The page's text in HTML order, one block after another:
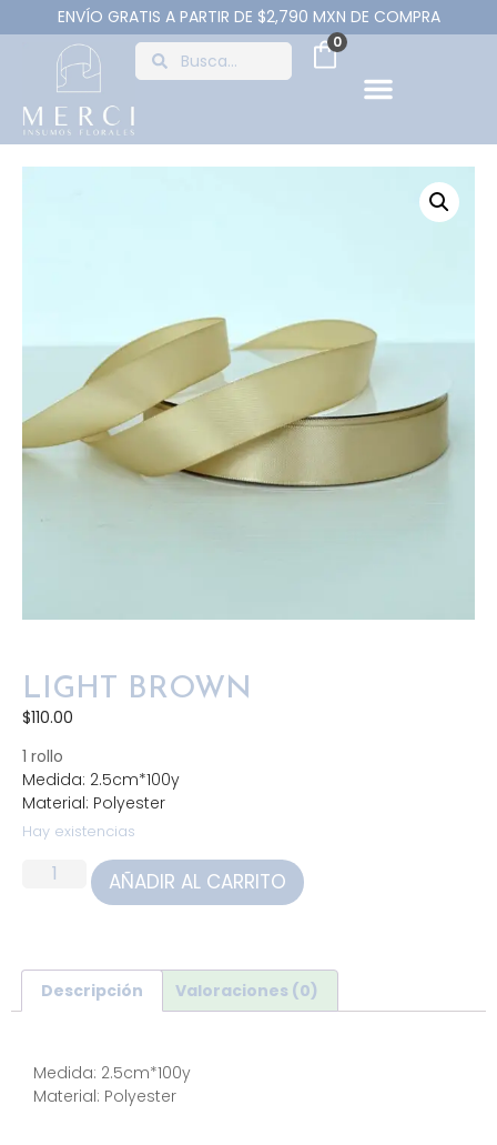
ENVÍO GRATIS A PARTIR DE $2,790 MXN DE COMPRA
0
LIGHT BROWN
$110.00
1 rollo
Medida: 2.5cm*100y
Material: Polyester
Hay existencias
AÑADIR AL CARRITO
Descripción Valoraciones (0)
Medida: 2.5cm*100y
Material: Polyester